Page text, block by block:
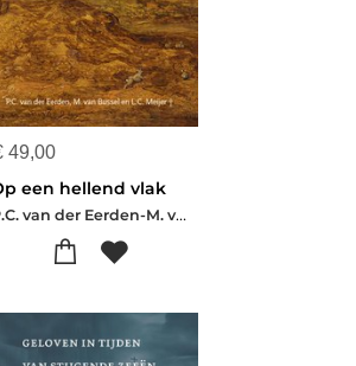
49,00
een hellend vlak
P.C. van der Eerden-M. van Bussel-L.C. Meijer †